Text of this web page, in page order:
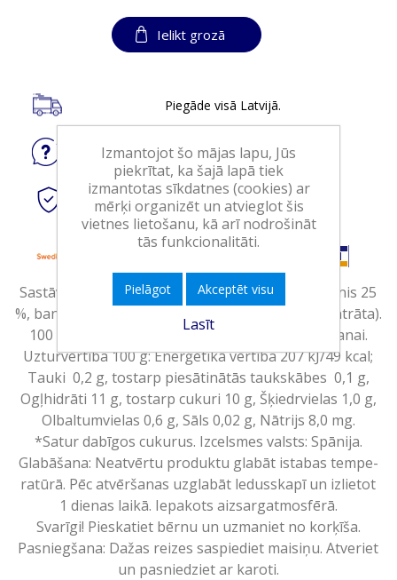
Ielikt grozā
Piegāde visā Latvijā.
Jautājietpar produktu
Drošitiešsaistes maksājumi
Sastāvdaļas: ābolu biezenis 60 %, melones biezenis 25
%, banānu biezenis 15 %, citronu sula (no koncentrāta).
100 % augļi. Bez pievienota cukura*. Gatavs ēšanai.
Uzturvērtība 100 g: Enerģētikā vērtība 207 kJ/49 kcal;
Tauki 0,2 g, tostarp piesātinātās taukskābes 0,1 g,
Ogļhidrāti 11 g, tostarp cukuri 10 g, Šķiedrvielas 1,0 g,
Olbaltumvielas 0,6 g, Sāls 0,02 g, Nātrijs 8,0 mg.
*Satur dabīgos cukurus. Izcelsmes valsts: Spānija.
Glabāšana: Neatvērtu produktu glabāt istabas tempe-
ratūrā. Pēc atvēršanas uzglabāt ledusskapī un izlietot
1 dienas laikā. Iepakots aizsargatmosfērā.
Svarīgi! Pieskatiet bērnu un uzmaniet no korķīša.
Pasniegšana: Dažas reizes saspiediet maisiņu. Atveriet
un pasniedziet ar karoti.
Izmantojot šo mājas lapu, Jūs
piekrītat, ka šajā lapā tiek
izmantotas sīkdatnes (cookies) ar
mērķi organizēt un atvieglot šis
vietnes lietošanu, kā arī nodrošināt
tās funkcionalitāti.
Pielāgot Akceptēt visu
Lasīt